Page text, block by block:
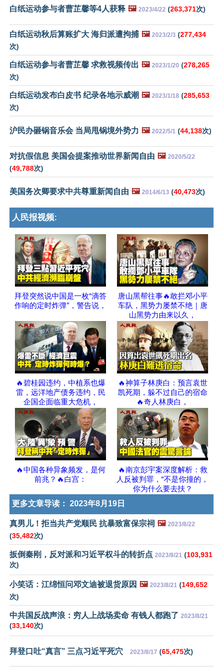
白纸运动参与者曹芷馨等4人获释 🖼️ 2023/4/22 (263,371次)
白纸运动秋后算账扩大 海归派遭拘捕 🖼️ 2023/2/3 (277,434
次)
白纸运动参与者曹芷馨 求救视频传出 🖼️ 2023/1/20 (278,265
次)
白纸运动发布白皮书 纪录各地示威潮 🖼️ 2023/1/18 (285,653
次)
沪民办砸锅音乐会 当局甩锅境外势力 🖼️ 2022/5/1 (44,138次)
对抗假信息 美国会提案推动世界新闻自由 🖼️ 2020/5/22
(49,788次)
美国务次卿要求中共尊重新闻自由 🖼️ 2014/6/13 (40,473次)
人民报视频:
拜登突然说中国是一枚“滴答
作响的定时炸弹”，警告说，
唐山黑帮往事🔥敢拦邓小平
车队，黑势力屡禁不绝｜唐
山黑势力由来以久，
🔥碧桂园违约，中植系也爆
雷，远洋地产债务违约，民
企国企面临重大危机，
🔥神算子林庚白：预言袁世
凯死期，躲不过自己的宿命
🔥奇人林庚白，
🔥中国各种异象频发，是何
前兆？🔥白宫：
🔥南京彭宇案深度解析：救
人反被判罪，“不是你撞的，
你为什么要去扶？
更多文章导读： 2023年8月19日
真男儿！拒当共产党顺民 抗暴致富保宗祠 🖼️ 2023/8/22
(35,482次)
扳倒秦刚，反对派和习近平权斗的转折点 2023/8/21 (103,931
次)
小笑话：江绵恒问邓文迪被退货原因 🖼️ 2023/8/21 (149,652
次)
中共国反战声浪：穷人上战场卖命 有钱人都跑了 2023/8/21
(33,140次)
拜登口吐“真言” 三点习近平死穴 2023/8/17 (65,475次)